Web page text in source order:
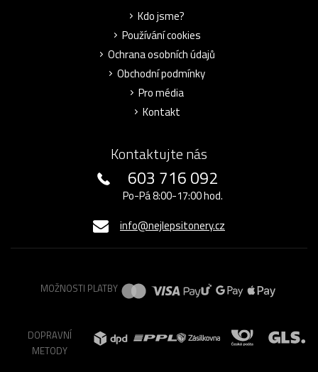
Kdo jsme?
Používání cookies
Ochrana osobních údajů
Obchodní podmínky
Pro média
Kontakt
Kontaktujte nás
603 716 092
Po-Pá 8:00-17:00 hod.
info@nejlepsitonery.cz
MOŽNOSTI PLATBY
DOPRAVNÍ
METODY